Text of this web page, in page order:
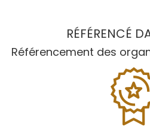
RÉFÉRENCÉ
Référencement des